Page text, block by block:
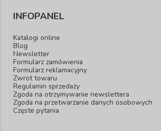
INFOPANEL
Katalogi online
Blog
Newsletter
Formularz zamówienia
Formularz reklamacyjny
Zwrot towaru
Regulamin sprzedaży
Zgoda na otrzymywanie newslettera
Zgoda na przetwarzanie danych osobowych
Częste pytania